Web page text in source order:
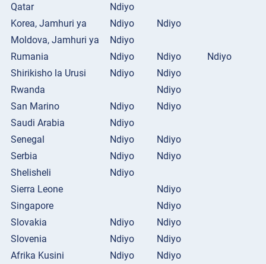
Qatar
Ndiyo
Korea, Jamhuri ya
Ndiyo
Ndiyo
Moldova, Jamhuri ya
Ndiyo
Rumania
Ndiyo Ndiyo
Ndiyo
Shirikisho la Urusi
Ndiyo
Ndiyo
Rwanda
Ndiyo
San Marino
Ndiyo
Ndiyo
Saudi Arabia
Ndiyo
Senegal
Ndiyo
Ndiyo
Serbia
Ndiyo
Ndiyo
Shelisheli
Ndiyo
Sierra Leone
Ndiyo
Singapore
Ndiyo
Slovakia
Ndiyo
Ndiyo
Slovenia
Ndiyo
Ndiyo
Afrika Kusini
Ndiyo
Ndiyo